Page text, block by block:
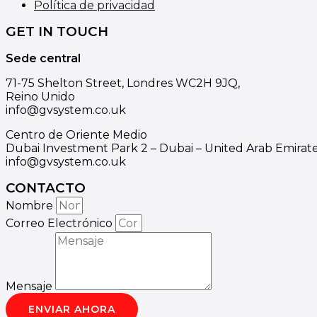
Política de privacidad
GET IN TOUCH
Sede central
71-75 Shelton Street, Londres WC2H 9JQ,
Reino Unido
info@gvsystem.co.uk
Centro de Oriente Medio
Dubai Investment Park 2 – Dubai – United Arab
info@gvsystem.co.uk
CONTACTO
Nombre
Correo Electrónico
Mensaje
ENVIAR AHORA